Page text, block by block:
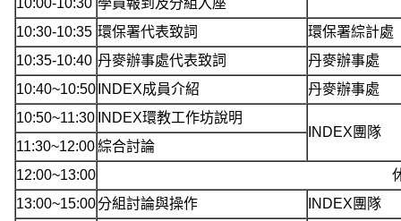
10:00-10:30 學員報到及分組入座
10:30-10:35 環保署代表致詞
環保署綜計處
10:35-10:40 丹麥辦事處代表致詞
丹麥辦事處
10:40~10:50 INDEX成員介紹
丹麥辦事處
10:50~11:30 INDEX環教工作坊說明
INDEX團隊
11:30~12:00綜合討論
12:00~13:00
13:00~15:00分組討論與操作
INDEX團隊